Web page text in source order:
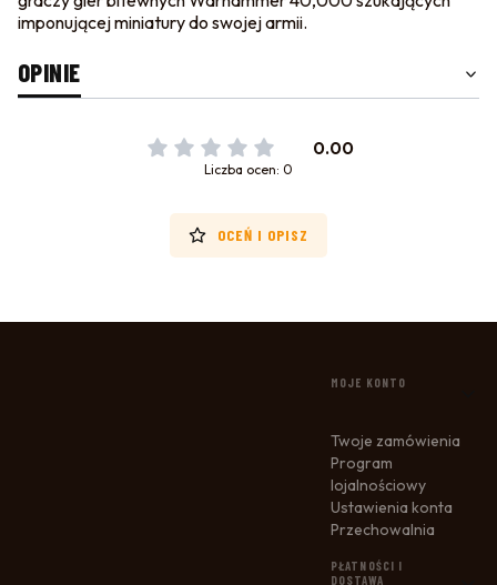
imponującej miniatury do swojej armii.
OPINIE
0.00
Liczba ocen: 0
OCEŃ I OPISZ
LINKI W STOPCE
MOJE KONTO
Twoje zamówienia
Program
lojalnościowy
Ustawienia konta
Przechowalnia
PŁATNOŚCI I
DOSTAWA